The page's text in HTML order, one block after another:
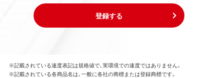
登録する
※記載されている速度表記は規格値で、実環境での速度ではありません。
※記載されている各商品名は、一般に各社の商標または登録商標です。